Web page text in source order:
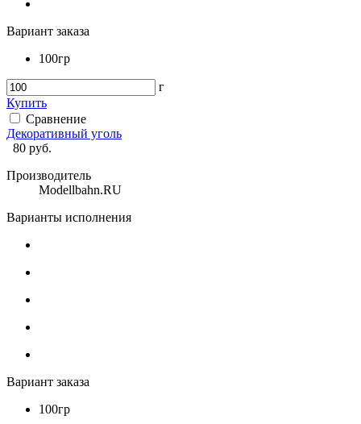
Вариант заказа
100гр
г
Купить
Сравнение
Декоративный уголь
80 руб.
Производитель
Modellbahn.RU
Варианты исполнения
Вариант заказа
100гр